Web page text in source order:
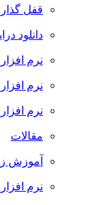
قفل گذار
دانلود درایور
نرم افزار مذهبی
نرم افزار پرتابل
نرم افزار
مقالات
آموزش زبان
نرم افزار مک